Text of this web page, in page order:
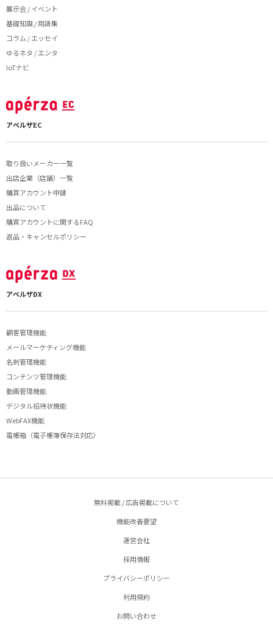
展示会 / イベント
基礎知識 / 用語集
コラム / エッセイ
ゆるネタ / エンタ
IoTナビ
アペルザEC
取り扱いメーカー一覧
出店企業（店舗）一覧
購買アカウント申請
出品について
購買アカウントに関するFAQ
返品・キャンセルポリシー
アペルザDX
顧客管理機能
メールマーケティング機能
名刺管理機能
コンテンツ管理機能
動画管理機能
デジタル招待状機能
WebFAX機能
電帳箱（電子帳簿保存法対応）
無料掲載 / 広告掲載について
機能改善要望
運営会社
採用情報
プライバシーポリシー
利用規約
お問い合わせ